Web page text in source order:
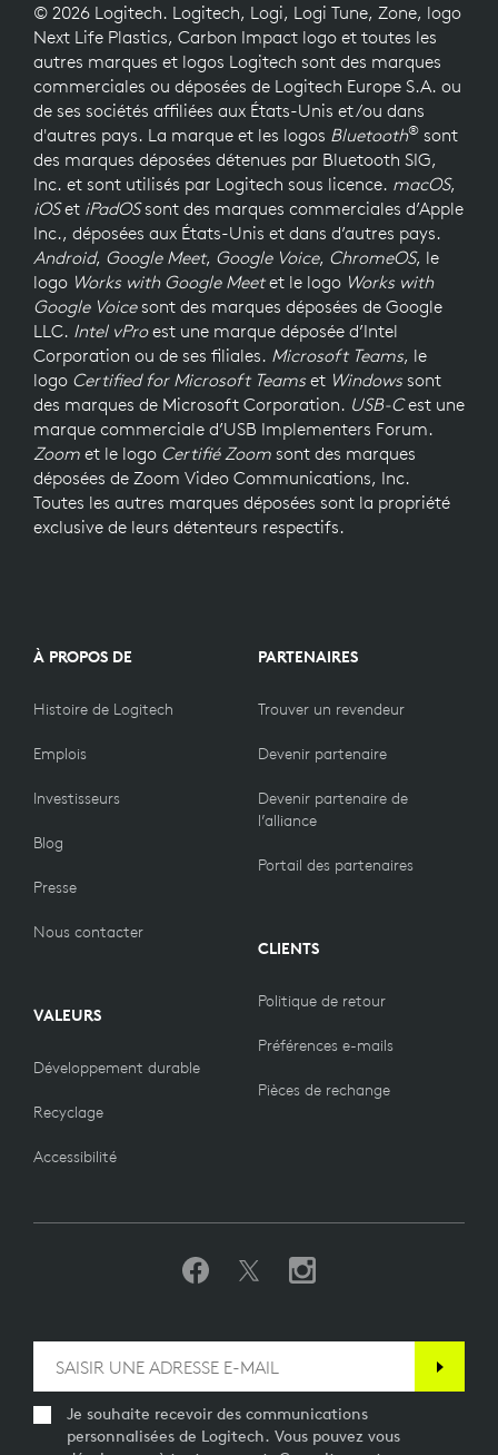
© 2026 Logitech. Logitech, Logi, Logi Tune, Zone, logo
Next Life Plastics, Carbon Impact logo et toutes les
autres marques et logos Logitech sont des marques
commerciales ou déposées de Logitech Europe S.A. ou
de ses sociétés affiliées aux États-Unis et/ou dans
d'autres pays. La marque et les logos Bluetooth® sont
des marques déposées détenues par Bluetooth SIG,
Inc. et sont utilisés par Logitech sous licence. macOS,
iOSet iPadOSsont des marques commerciales d’Apple
Inc., déposées aux États-Unis et dans d’autres pays.
Android, Google Meet, Google Voice, ChromeOS, le
logo Works with Google Meetet le logo Works with
Google Voicesont des marques déposées de Google
LLC. Intel vProest une marque déposée d’Intel
Corporation ou de ses filiales. Microsoft Teams, le
logo Certified for Microsoft Teamset Windowssont
des marques de Microsoft Corporation. USB-Cest une
marque commerciale d’USB Implementers Forum.
Zoom et le logo Certifié Zoom sont des marques
déposées de Zoom Video Communications, Inc.
Toutes les autres marques déposées sont la propriété
exclusive de leurs détenteurs respectifs.
À PROPOS DE
Histoire de Logitech
Emplois
Investisseurs
Blog
Presse
Nous contacter
VALEURS
Développement durable
Recyclage
Accessibilité
PARTENAIRES
Trouver un revendeur
Devenir partenaire
Devenir partenaire de
l’alliance
Portail des partenaires
CLIENTS
Politique de retour
Préférences e-mails
Pièces de rechange
Je souhaite recevoir des communications
personnalisées de Logitech. Vous pouvez vous